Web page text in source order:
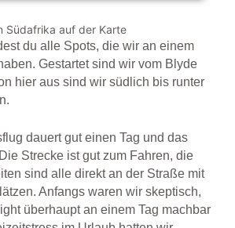
Südafrika auf der Karte
du alle Spots, die wir an einem
Gestartet sind wir vom Blyde
hier aus sind wir südlich bis runter
dauert gut einen Tag und das
Strecke ist gut zum Fahren, die
sind alle direkt an der Straße mit
Anfangs waren wir skeptisch,
überhaupt an einem Tag machbar